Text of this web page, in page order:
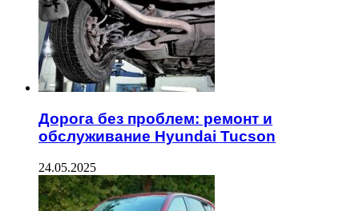
Дорога без проблем: ремонт и
обслуживание Hyundai Tucson
24.05.2025